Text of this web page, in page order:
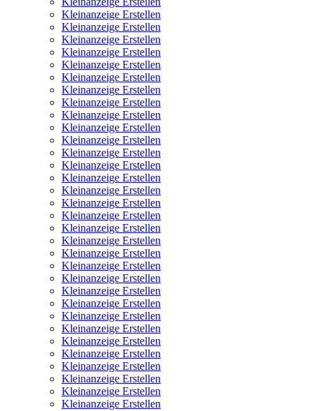
Kleinanzeige Erstellen
Kleinanzeige Erstellen
Kleinanzeige Erstellen
Kleinanzeige Erstellen
Kleinanzeige Erstellen
Kleinanzeige Erstellen
Kleinanzeige Erstellen
Kleinanzeige Erstellen
Kleinanzeige Erstellen
Kleinanzeige Erstellen
Kleinanzeige Erstellen
Kleinanzeige Erstellen
Kleinanzeige Erstellen
Kleinanzeige Erstellen
Kleinanzeige Erstellen
Kleinanzeige Erstellen
Kleinanzeige Erstellen
Kleinanzeige Erstellen
Kleinanzeige Erstellen
Kleinanzeige Erstellen
Kleinanzeige Erstellen
Kleinanzeige Erstellen
Kleinanzeige Erstellen
Kleinanzeige Erstellen
Kleinanzeige Erstellen
Kleinanzeige Erstellen
Kleinanzeige Erstellen
Kleinanzeige Erstellen
Kleinanzeige Erstellen
Kleinanzeige Erstellen
Kleinanzeige Erstellen
Kleinanzeige Erstellen